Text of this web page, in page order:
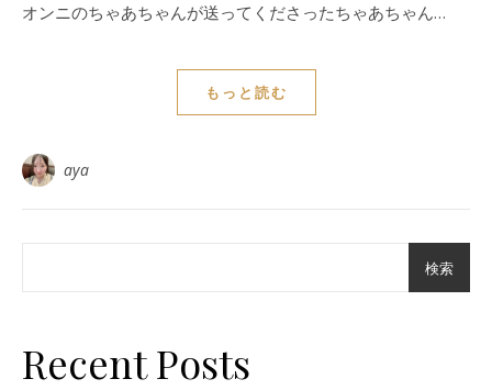
オンニのちゃあちゃんが送ってくださったちゃあちゃん…
もっと読む
aya
検索
Recent Posts